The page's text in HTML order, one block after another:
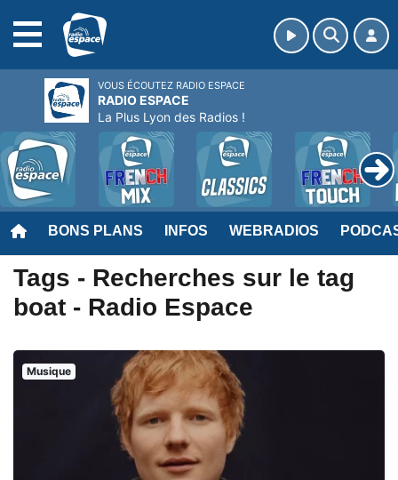
BONS PLANS INFOS WEBRADIOS
Tags - Recherches sur le tag
boat - Radio Espace
Musique
VOUS ÉCOUTEZ RADIO ESPACE
RADIO ESPACE
La Plus Lyon des Radios !